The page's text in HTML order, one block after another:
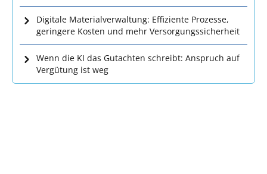
Digitale Materialverwaltung: Effiziente Prozesse,
geringere Kosten und mehr Versorgungssicherheit
Wenn die KI das Gutachten schreibt: Anspruch auf
Vergütung ist weg